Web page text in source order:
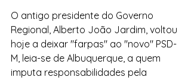
O antigo presidente do Governo
Regional, Alberto João Jardim, voltou
hoje a deixar "farpas" ao "novo" PSD-
M, leia-se de Albuquerque, a quem
imputa responsabilidades pela